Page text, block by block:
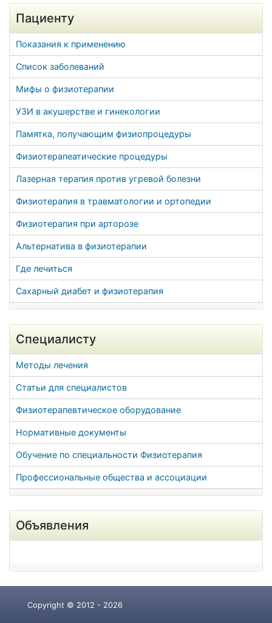
Пациенту
Показания к применению
Список заболеваний
Мифы о физиотерапии
УЗИ в акушерстве и гинекологии
Памятка, получающим физиопроцедуры
Физиотерапеатические процедуры
Лазерная терапия против угревой болезни
Физиотерапия в травматологии и ортопедии
Физиотерапия при арторозе
Альтернатива в физиотерапии
Где лечиться
Сахарный диабет и физиотерапия
Специалисту
Методы лечения
Статьи для специалистов
Физиотерапевтическое оборудование
Нормативные документы
Обучение по специальности Физиотерапия
Профессиональные общества и ассоциации
Объявления
Copyright © 2012 - 2026